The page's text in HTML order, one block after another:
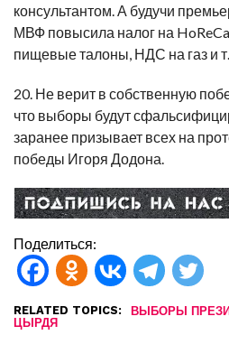
консультантом. А будучи
МВФ повысила налог на HoReCa
пищевые талоны, НДС на газ и
20. Не верит в собственную
что выборы будут
заранее призывает всех на
победы Игоря Додона.
Поделиться:
RELATED TOPICS: ВЫБОРЫ
ЦЫРДЯ